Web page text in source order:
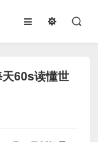
60s读懂世